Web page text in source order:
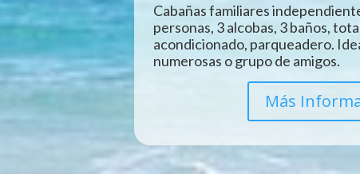
Cabañas familiares
personas, 3 alcobas, 3 baños,
acondicionado, parqueadero.
numerosas o grupo de amigos.
Más